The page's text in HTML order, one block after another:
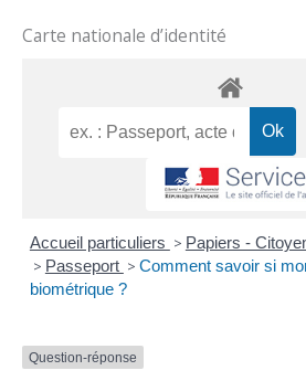
Carte nationale d’identité
Accueil particuliers > Papiers -
> Passeport > Comment savoir si
biométrique ?
Question-réponse